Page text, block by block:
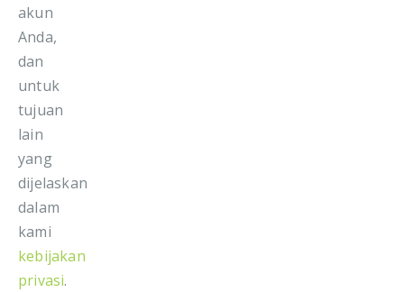
akun
Anda,
dan
untuk
tujuan
lain
yang
dijelaskan
dalam
kami
kebijakan
privasi.